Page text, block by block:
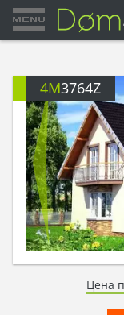
4M3764Z
Цена